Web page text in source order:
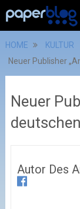
HOME
KULTUR
Neuer Publisher
Neuer
Autor Des